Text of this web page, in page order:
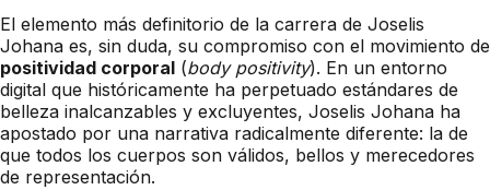
El elemento más definitorio de la carrera de Joselis
Johana es, sin duda, su compromiso con el movimiento de
positividad corporal (body positivity). En un entorno
digital que históricamente ha perpetuado estándares de
belleza inalcanzables y excluyentes, Joselis Johana ha
apostado por una narrativa radicalmente diferente: la de
que todos los cuerpos son válidos, bellos y merecedores
de representación.